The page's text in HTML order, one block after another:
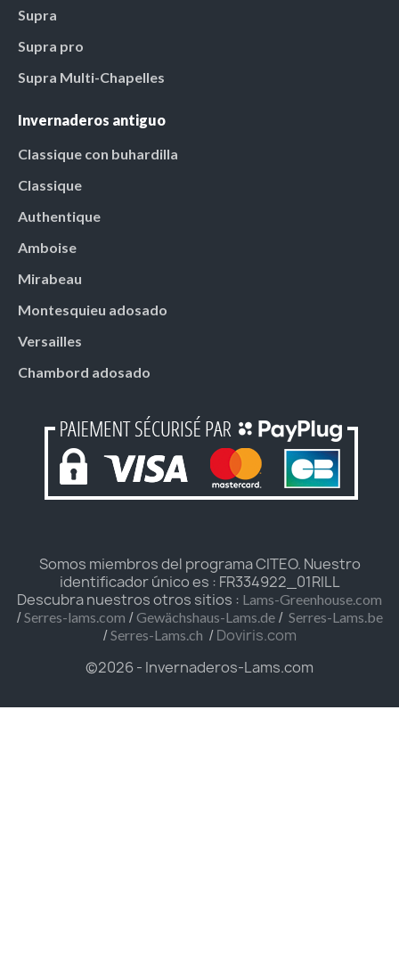
Supra
Supra pro
Supra Multi-Chapelles
Invernaderos antiguo
Classique con buhardilla
Classique
Authentique
Amboise
Mirabeau
Montesquieu adosado
Versailles
Chambord adosado
Somos miembros del programa CITEO. Nuestro
identificador único es : FR334922_01RILL
Descubra nuestros otros sitios : Lams-Greenhouse.com
/ Serres-lams.com /Gewächshaus-Lams.de / Serres-Lams.be
/ Serres-Lams.ch /Doviris.com
©2026 - Invernaderos-Lams.com